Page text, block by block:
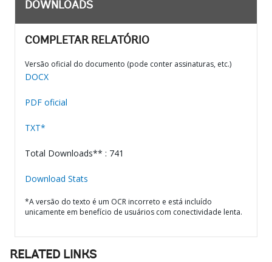
DOWNLOADS
COMPLETAR RELATÓRIO
Versão oficial do documento (pode conter assinaturas, etc.)
DOCX
PDF oficial
TXT*
Total Downloads** : 741
Download Stats
*A versão do texto é um OCR incorreto e está incluído
unicamente em benefício de usuários com conectividade lenta.
RELATED LINKS